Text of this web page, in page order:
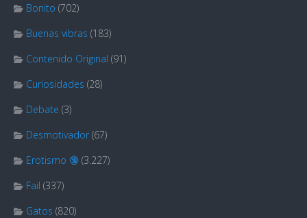
Bonito (702)
Buenas vibras (183)
Contenido Original (91)
Curiosidades (28)
Debate (3)
Desmotivador (67)
Erotismo 🔞 (3.227)
Fail (337)
Gatos (820)